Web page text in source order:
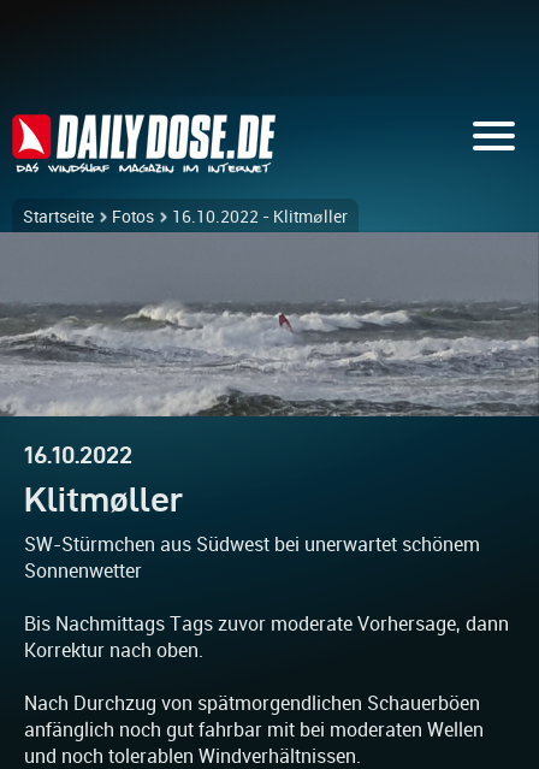
Startseite Fotos 16.10.2022 - Klitmøller
16.10.2022
Klitmøller
SW-Stürmchen aus Südwest bei unerwartet schönem
Sonnenwetter
Bis Nachmittags Tags zuvor moderate Vorhersage, dann
Korrektur nach oben.
Nach Durchzug von spätmorgendlichen Schauerböen
anfänglich noch gut fahrbar mit bei moderaten Wellen
und noch tolerablen Windverhältnissen.